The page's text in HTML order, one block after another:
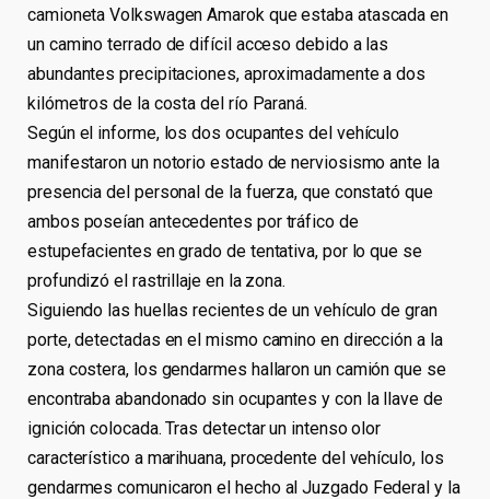
camioneta Volkswagen Amarok que estaba atascada en
un camino terrado de difícil acceso debido a las
abundantes precipitaciones, aproximadamente a dos
kilómetros de la costa del río Paraná.
Según el informe, los dos ocupantes del vehículo
manifestaron un notorio estado de nerviosismo ante la
presencia del personal de la fuerza, que constató que
ambos poseían antecedentes por tráfico de
estupefacientes en grado de tentativa, por lo que se
profundizó el rastrillaje en la zona.
Siguiendo las huellas recientes de un vehículo de gran
porte, detectadas en el mismo camino en dirección a la
zona costera, los gendarmes hallaron un camión que se
encontraba abandonado sin ocupantes y con la llave de
ignición colocada. Tras detectar un intenso olor
característico a marihuana, procedente del vehículo, los
gendarmes comunicaron el hecho al Juzgado Federal y la